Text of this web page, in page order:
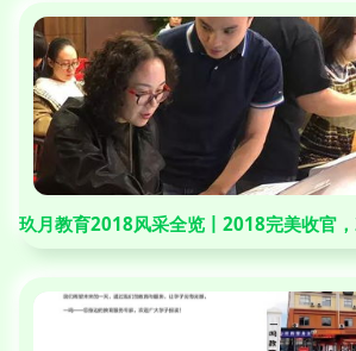
玖月教育2018风采全览丨2018完美收官